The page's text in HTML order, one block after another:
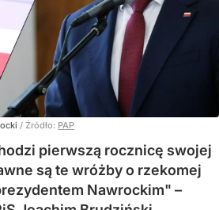
/ Źródło: PAP
pierwszą rocznicę swojej
są te wróżby o rzekomej
Nawrockim" –